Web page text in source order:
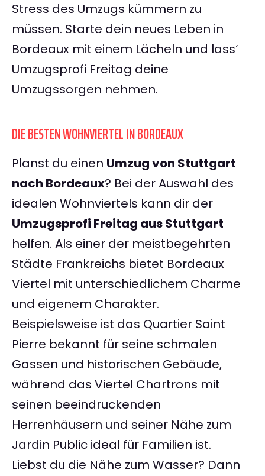
Stress des Umzugs kümmern zu
müssen. Starte dein neues Leben in
Bordeaux mit einem Lächeln und lass‘
Umzugsprofi Freitag deine
Umzugssorgen nehmen.
DIE BESTEN WOHNVIERTEL IN BORDEAUX
Planst du einen Umzug von Stuttgart
nach Bordeaux? Bei der Auswahl des
idealen Wohnviertels kann dir der
Umzugsprofi Freitag aus Stuttgart
helfen. Als einer der meistbegehrten
Städte Frankreichs bietet Bordeaux
Viertel mit unterschiedlichem Charme
und eigenem Charakter.
Beispielsweise ist das Quartier Saint
Pierre bekannt für seine schmalen
Gassen und historischen Gebäude,
während das Viertel Chartrons mit
seinen beeindruckenden
Herrenhäusern und seiner Nähe zum
Jardin Public ideal für Familien ist.
Liebst du die Nähe zum Wasser? Dann